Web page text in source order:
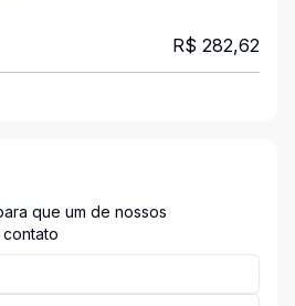
R$ 282,62
que um de nossos